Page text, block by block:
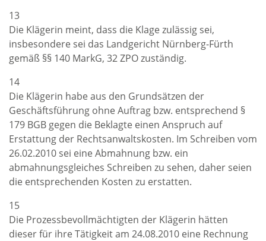
13
Die Klägerin meint, dass die Klage zulässig sei,
insbesondere sei das Landgericht Nürnberg-Fürth
gemäß §§ 140 MarkG, 32 ZPO zuständig.
14
Die Klägerin habe aus den Grundsätzen der
Geschäftsführung ohne Auftrag bzw. entsprechend §
179 BGB gegen die Beklagte einen Anspruch auf
Erstattung der Rechtsanwaltskosten. Im Schreiben vom
26.02.2010 sei eine Abmahnung bzw. ein
abmahnungsgleiches Schreiben zu sehen, daher seien
die entsprechenden Kosten zu erstatten.
15
Die Prozessbevollmächtigten der Klägerin hätten
dieser für ihre Tätigkeit am 24.08.2010 eine Rechnung